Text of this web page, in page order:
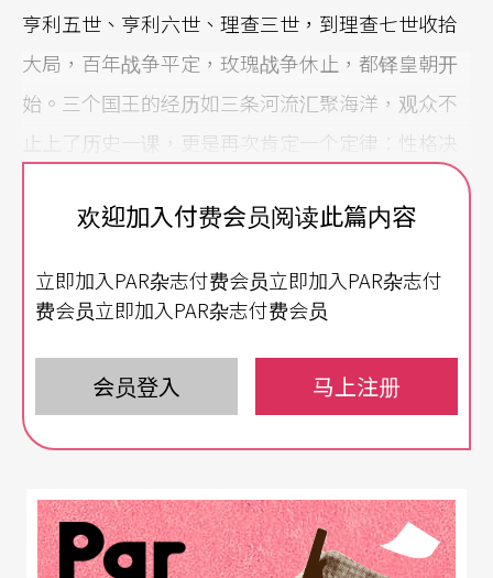
亨利五世、亨利六世、理查三世，到理查七世收拾
大局，百年战争平定，玫瑰战争休止，都铎皇朝开
始。三个国王的经历如三条河流汇聚海洋，观众不
止上了历史一课，更是再次肯定一个定律：性格决
述》Diana:in her own words。
的查尔斯王子，为什么不能（会）世袭母亲伊莉莎
伯的皇位？个中原因，有多少和他的两段婚姻有
还是，透过他的两段婚姻，让他的性格被透视了？
欢迎加入付费会员阅读此篇内容
立即加入PAR杂志付费会员立即加入PAR杂志付
费会员立即加入PAR杂志付费会员
会员登入 马上注册